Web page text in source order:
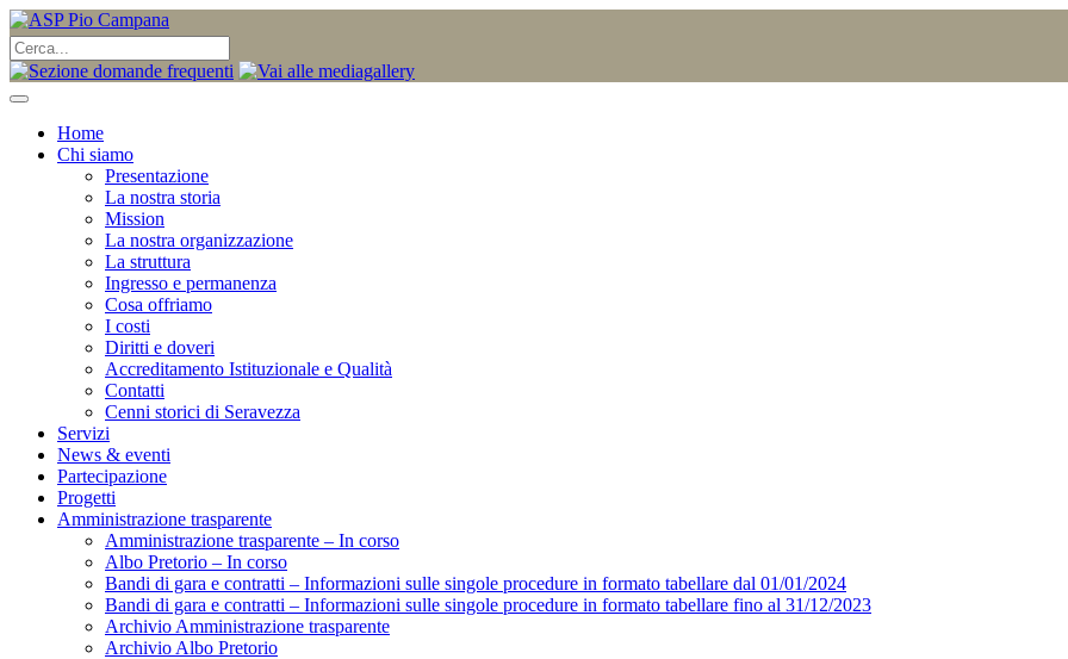
Home
Chi siamo
Presentazione
La nostra storia
Mission
La nostra organizzazione
La struttura
Ingresso e permanenza
Cosa offriamo
I costi
Diritti e doveri
Accreditamento Istituzionale e Qualità
Contatti
Cenni storici di Seravezza
Servizi
News & eventi
Partecipazione
Progetti
Amministrazione trasparente
Amministrazione trasparente – In corso
Albo Pretorio – In corso
Bandi di gara e contratti – Informazioni sulle singole procedure in formato tabellare dal 01/01/2024
Bandi di gara e contratti – Informazioni sulle singole procedure in formato tabellare fino al 31/12/2023
Archivio Amministrazione trasparente
Archivio Albo Pretorio